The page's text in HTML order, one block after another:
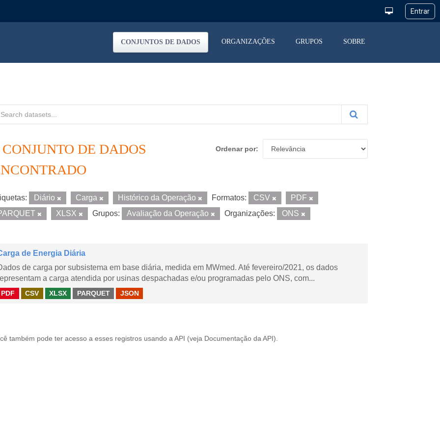
CONJUNTOS DE DADOS ORGANIZAÇÕES GRUPOS SOBRE
Ordenar por
CONJUNTO DE DADOS
Diário Carga Histórico da Operação Formatos: CSV
PDF
XLSX Grupos: Avaliação da Operação Organizações: ONS
de Energia Diária
de carga por subsistema em base diária, medida em MWmed. Até fevereiro/2021, os dados
a carga atendida por usinas despachadas e/ou programadas pelo ONS, com...
PDF CSV XLSX PARQUET JSON
também pode ter acesso a esses registros usando a API (veja Documentação da API ).